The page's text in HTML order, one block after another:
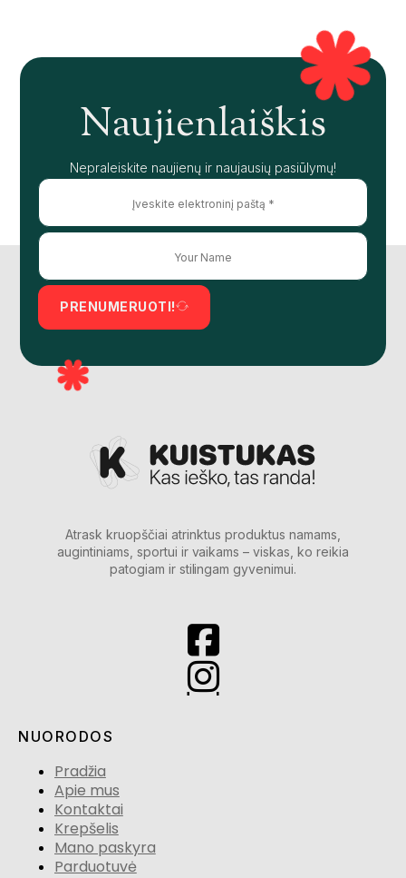
Naujienlaiškis
Nepraleiskite naujienų ir naujausių pasiūlymų!
PRENUMERUOTI!
Atrask kruopščiai atrinktus produktus namams,
augintiniams, sportui ir vaikams – viskas, ko reikia
patogiam ir stilingam gyvenimui.
NUORODOS
Pradžia
Apie mus
Kontaktai
Krepšelis
Mano paskyra
Parduotuvė